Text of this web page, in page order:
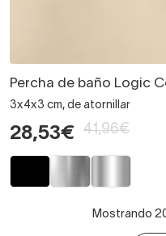
Percha de baño Logic
3x4x3 cm, de atornillar
28,53€ 41,96€
Mostrando